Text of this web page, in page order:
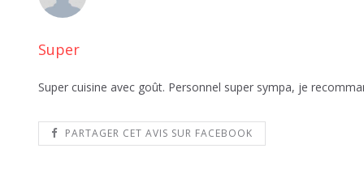
Super
Super cuisine avec goût. Personnel super sympa, je
PARTAGER CET AVIS SUR FACEBOOK